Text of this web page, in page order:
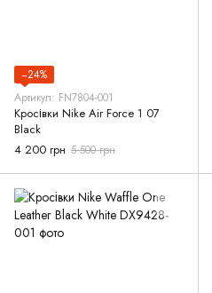
−24%
Артикул: FN7804-001
Кросівки Nike Air Force 1 07
Black
4 200 грн 5 500 грн